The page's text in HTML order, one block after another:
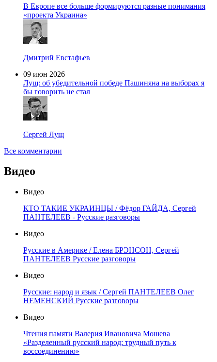
В Европе все больше формируются разные понимания
«проекта Украина»
Дмитрий Евстафьев
09 июн 2026
Лущ: об убедительной победе Пашиняна на выборах я
бы говорить не стал
Сергей Лущ
Все комментарии
Видео
Видео
КТО ТАКИЕ УКРАИНЦЫ / Фёдор ГАЙДА, Сергей
ПАНТЕЛЕЕВ - Русские разговоры
Видео
Русские в Америке / Елена БРЭНСОН, Сергей
ПАНТЕЛЕЕВ Русские разговоры
Видео
Русские: народ и язык / Сергей ПАНТЕЛЕЕВ Олег
НЕМЕНСКИЙ Русские разговоры
Видео
Чтения памяти Валерия Ивановича Мошева
«Разделенный русский народ: трудный путь к
воссоединению»